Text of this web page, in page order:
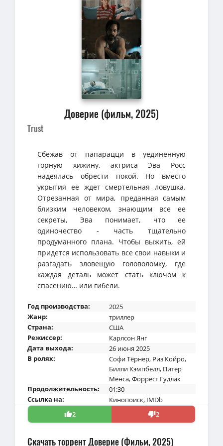
Доверие (фильм, 2025)
Trust
Сбежав от папарацци в уединенную
горную хижину, актриса Эва Росс
надеялась обрести покой. Но вместо
укрытия её ждет смертельная ловушка.
Отрезанная от мира, преданная самым
близким человеком, знающим все ее
секреты, Эва понимает, что ее
одиночество - часть тщательно
продуманного плана. Чтобы выжить, ей
придется использовать все свои навыки и
разгадать зловещую головоломку, где
каждая деталь может стать ключом к
спасению… или гибели.
Год производства:
2025
Жанр:
триллер
Страна:
США
Режиссер:
Карлсон Янг
Дата выхода:
26 июня 2025
В ролях:
Софи Тёрнер, Риз Койро,
Билли Кэмпбелл, Питер
Менса,Форрест Гудлак
Продолжительность:
01:30
Ссылка на:
Кинопоиск, IMDb
2
2
Скачать торрент Доверие (Фильм, 2025)